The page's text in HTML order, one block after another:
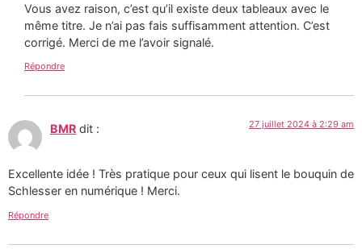
Vous avez raison, c’est qu’il existe deux tableaux avec le
même titre. Je n’ai pas fais suffisamment attention. C’est
corrigé. Merci de me l’avoir signalé.
Répondre
BMR dit : 27 juillet 2024 à 2:29 am
Excellente idée ! Très pratique pour ceux qui lisent le bouquin de
Schlesser en numérique ! Merci.
Répondre